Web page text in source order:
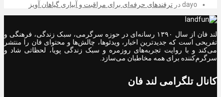
dayo در ترفندهای حرفه‌ای برای مراقبت و آبیاری گیاهان آویز
لند فان از سال ۱۳۹۰ رسانه‌ای در حوزه سرگرمی، سبک زندگی، فرهنگی و
تفریحی است که جدیدترین اخبار، ویدئوها، چالش‌ها و محتوای فان را منتشر
می‌کند و با روایت تجربه‌های روزمره و سبک زندگی پویا، لحظاتی شاد و
سرگرم‌کننده برای همه مخاطبان می‌سازد.
کانال تلگرامی لند فان